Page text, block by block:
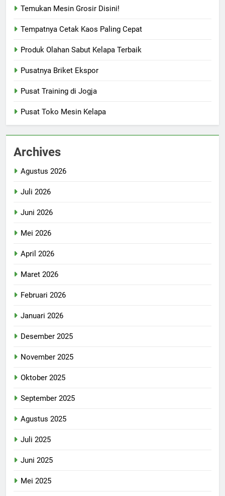
Temukan Mesin Grosir Disini!
Tempatnya Cetak Kaos Paling Cepat
Produk Olahan Sabut Kelapa Terbaik
Pusatnya Briket Ekspor
Pusat Training di Jogja
Pusat Toko Mesin Kelapa
Archives
Agustus 2026
Juli 2026
Juni 2026
Mei 2026
April 2026
Maret 2026
Februari 2026
Januari 2026
Desember 2025
November 2025
Oktober 2025
September 2025
Agustus 2025
Juli 2025
Juni 2025
Mei 2025